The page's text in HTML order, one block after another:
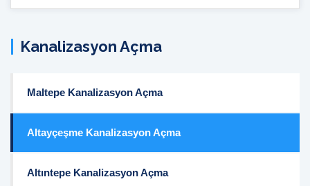
İçi
Kanalizasyon Açma
Maltepe Kanalizasyon Açma
Altayçeşme Kanalizasyon Açma
Altıntepe Kanalizasyon Açma